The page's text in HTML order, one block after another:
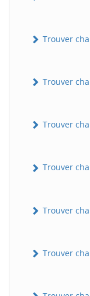
Trouver
Trouver
Trouver
Trouver
Trouver
Trouver